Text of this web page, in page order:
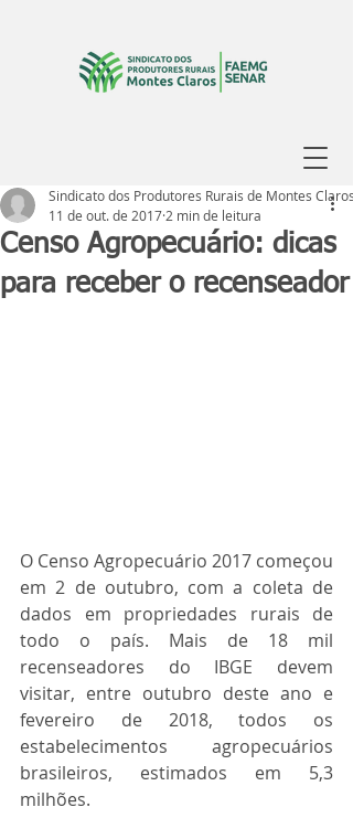
Censo Agropecuário: dicas
para receber o recenseador
Sindicato dos Produtores Rurais de Montes Claros
11 de out. de 2017 2 min de leitura
O Censo Agropecuário 2017 começou
em 2 de outubro, com a coleta de
dados em propriedades rurais de
todo o país. Mais de 18 mil
recenseadores do IBGE devem
visitar, entre outubro deste ano e
fevereiro de 2018, todos os
estabelecimentos agropecuários
brasileiros, estimados em 5,3
milhões.